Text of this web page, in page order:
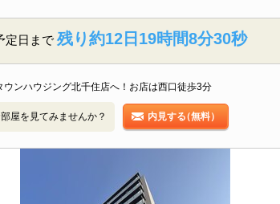
定日まで 残り約12日19時間8分29秒
ウンハウジング北千住店へ！お店は西口徒歩3分
屋を見てみませんか？ 内見する（無料）